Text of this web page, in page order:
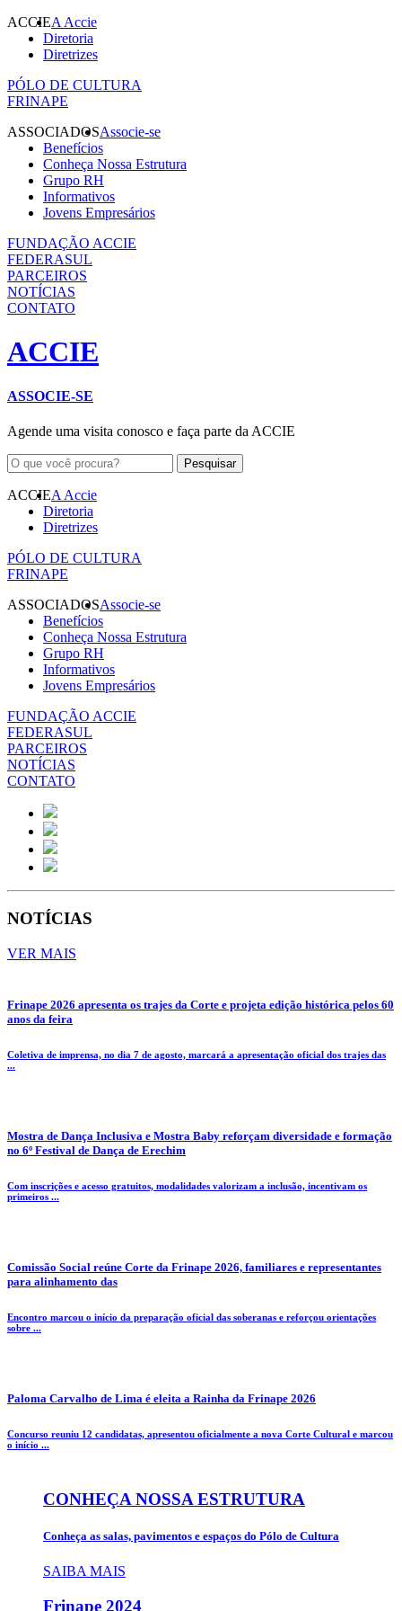
ACCIEA Accie
Diretoria
Diretrizes
PÓLO DE CULTURA
FRINAPE
ASSOCIADOSAssocie-se
Benefícios
Conheça Nossa Estrutura
Grupo RH
Informativos
Jovens Empresários
FUNDAÇÃO ACCIE
FEDERASUL
PARCEIROS
NOTÍCIAS
CONTATO
ACCIE
ASSOCIE-SE
Agende uma visita conosco e faça parte da ACCIE
ACCIEA Accie
Diretoria
Diretrizes
PÓLO DE CULTURA
FRINAPE
ASSOCIADOSAssocie-se
Benefícios
Conheça Nossa Estrutura
Grupo RH
Informativos
Jovens Empresários
FUNDAÇÃO ACCIE
FEDERASUL
PARCEIROS
NOTÍCIAS
CONTATO
NOTÍCIAS
VER MAIS
Frinape 2026 apresenta os trajes da Corte e projeta edição histórica pelos 60
anos da feira
Coletiva de imprensa, no dia 7 de agosto, marcará a apresentação oficial dos trajes das
...
Mostra de Dança Inclusiva e Mostra Baby reforçam diversidade e formação
no 6º Festival de Dança de Erechim
Com inscrições e acesso gratuitos, modalidades valorizam a inclusão, incentivam os
primeiros ...
Comissão Social reúne Corte da Frinape 2026, familiares e representantes
para alinhamento das
Encontro marcou o início da preparação oficial das soberanas e reforçou orientações
sobre ...
Paloma Carvalho de Lima é eleita a Rainha da Frinape 2026
Concurso reuniu 12 candidatas, apresentou oficialmente a nova Corte Cultural e marcou
o início ...
CONHEÇA NOSSA ESTRUTURA
Conheça as salas, pavimentos e espaços do Pólo de Cultura
SAIBA MAIS
Frinape 2024